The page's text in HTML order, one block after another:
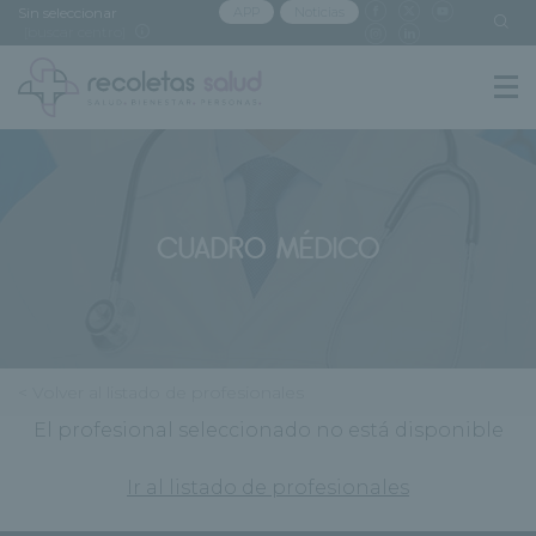
CUADRO MÉDICO
El profesional seleccionado no está disponible
Ir al listado de profesionales